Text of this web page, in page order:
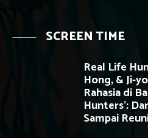
SCREEN TIME
Real Life
Hong, & Ji-
Rahasia di
Hunters’:
Sampai